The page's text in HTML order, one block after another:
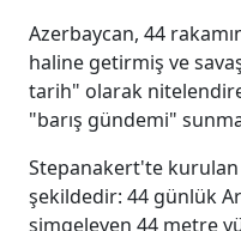
Azerbaycan, 44
haline getirmiş ve
tarih" olarak
"barış gündemi"
Stepanakert'te
şekildedir: 44 günlük
simgeleyen 44 metre